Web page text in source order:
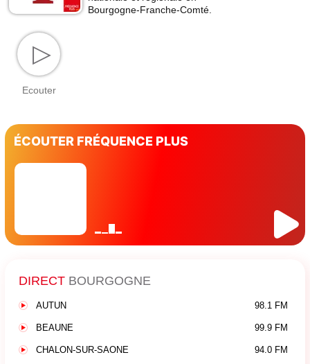
Bourgogne-Franche-Comté.
▷
Ecouter
ÉCOUTER FRÉQUENCE PLUS
DIRECT BOURGOGNE
AUTUN 98.1 FM
BEAUNE 99.9 FM
CHALON-SUR-SAONE 94.0 FM